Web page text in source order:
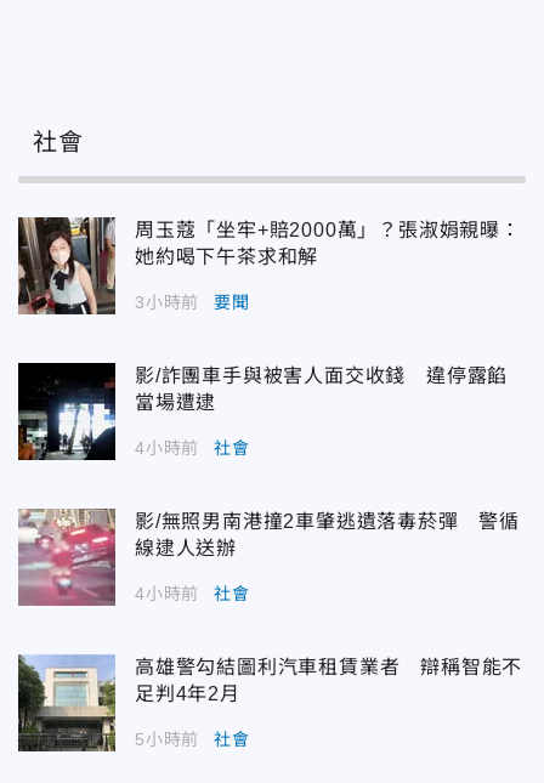
社會
周玉蔻「坐牢+賠2000萬」？張淑娟親曝：
她約喝下午茶求和解
3小時前 要聞
影/詐團車手與被害人面交收錢 違停露餡
當場遭逮
4小時前 社會
影/無照男南港撞2車肇逃遺落毒菸彈 警循
線逮人送辦
4小時前 社會
高雄警勾結圖利汽車租賃業者 辯稱智能不
足判4年2月
5小時前 社會